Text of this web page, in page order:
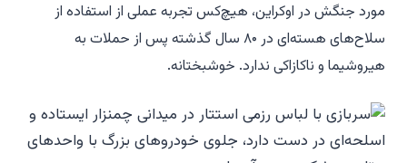
مورد جنگش در اوکراین، هیچ‌کس تجربه عملی از استفاده از
سلاح‌های هسته‌ای در ۸۰ سال گذشته پس از حملات به
هیروشیما و ناکازاکی ندارد. خوشبختانه.